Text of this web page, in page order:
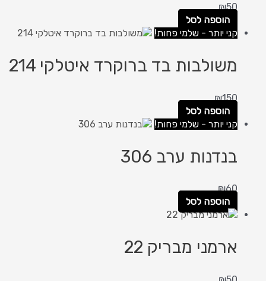
₪50
הוספה לסל
קני יותר - שלמי פחות!
משולבות בד ברוקרד איטלקי 214
₪150
הוספה לסל
קני יותר - שלמי פחות!
בנדנות ערב 306
₪60
הוספה לסל
ארמני מבריק 22